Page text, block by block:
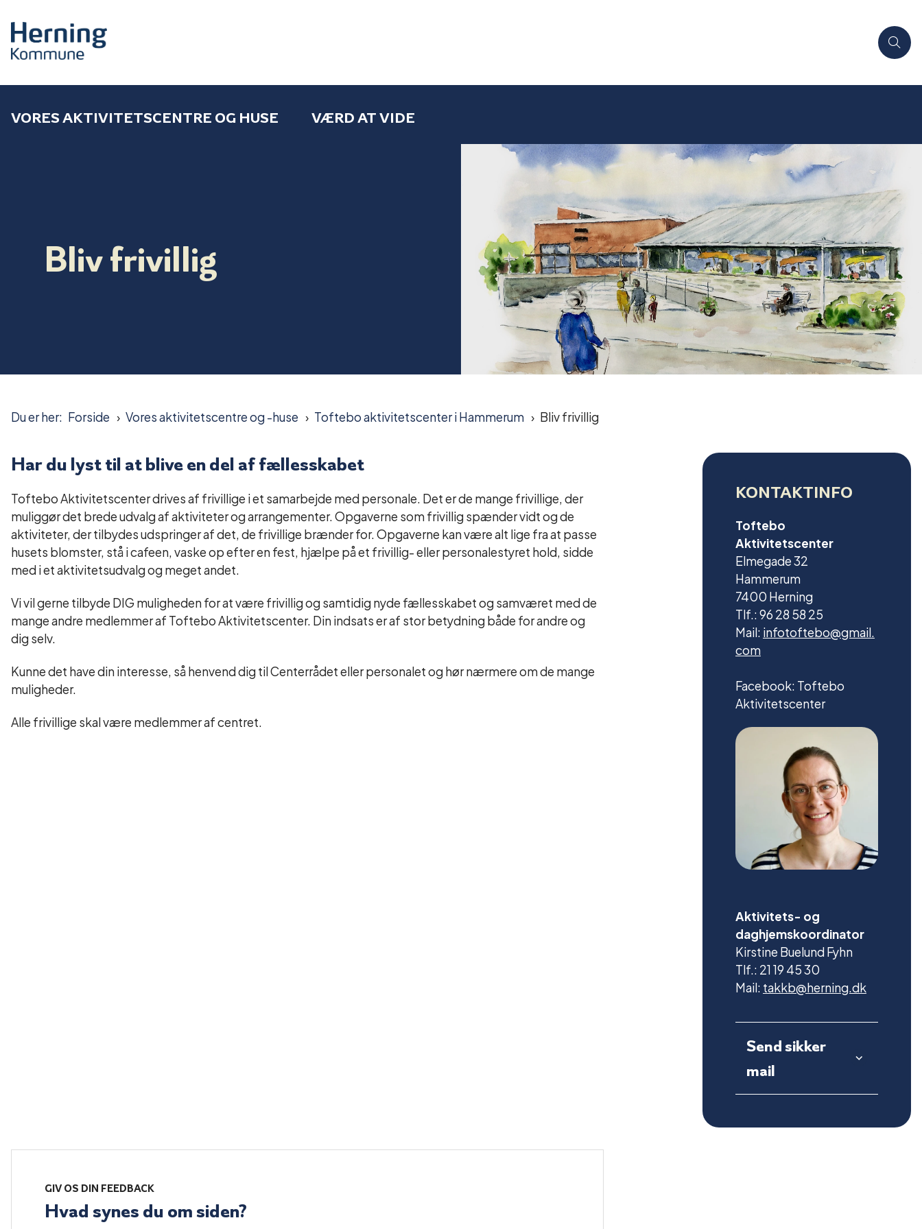
VORES AKTIVITETSCENTRE OG HUSE VÆRD AT VIDE
Bliv frivillig
Du er her: Forside Vores aktivitetscentre og -huse Toftebo aktivitetscenter i Hammerum Bliv frivillig
Har du lyst til at blive en del af fællesskabet
Toftebo Aktivitetscenter drives af frivillige i et samarbejde med personale. Det er de mange frivillige, der
muliggør det brede udvalg af aktiviteter og arrangementer. Opgaverne som frivillig spænder vidt og de
aktiviteter, der tilbydes udspringer af det, de frivillige brænder for. Opgaverne kan være alt lige fra at passe
husets blomster, stå i cafeen, vaske op efter en fest, hjælpe på et frivillig- eller personalestyret hold, sidde
med i et aktivitetsudvalg og meget andet.
Vi vil gerne tilbyde DIG muligheden for at være frivillig og samtidig nyde fællesskabet og samværet med de
mange andre medlemmer af Toftebo Aktivitetscenter. Din indsats er af stor betydning både for andre og
dig selv.
Kunne det have din interesse, så henvend dig til Centerrådet eller personalet og hør nærmere om de mange
muligheder.
Alle frivillige skal være medlemmer af centret.
KONTAKTINFO
Toftebo
Aktivitetscenter
Elmegade 32
Hammerum
7400 Herning
Tlf.: 96 28 58 25
Mail:infotoftebo@gmail.
com
Facebook: Toftebo
Aktivitetscenter
Aktivitets- og
daghjemskoordinator
Kirstine Buelund Fyhn
Tlf.: 21 19 45 30
Mail:takkb@herning.dk
Send sikker
mail
GIV OS DIN FEEDBACK
Hvad synes du om siden?